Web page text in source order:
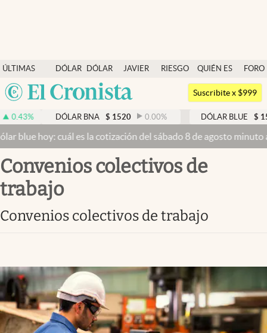
ÚLTIMAS
NOTICIAS
DÓLAR
DÓLAR
BLUE
JAVIER
RIESGO
QUIÉN ES
QUIÉN
FORO
Argentina
México
Dólar
Members
Economía y Política
Finanzas y Mercados
Mercados Online
Negocios
Infotechnology
Clase
Clima
Suscribite x $999
DÓLAR BNA $ 1520 0.00% DÓLAR BLUE $ 1525 -
hoy: cuál es la cotización del sábado 8 de agosto minuto a
Convenios colectivos de
trabajo
Convenios colectivos de trabajo